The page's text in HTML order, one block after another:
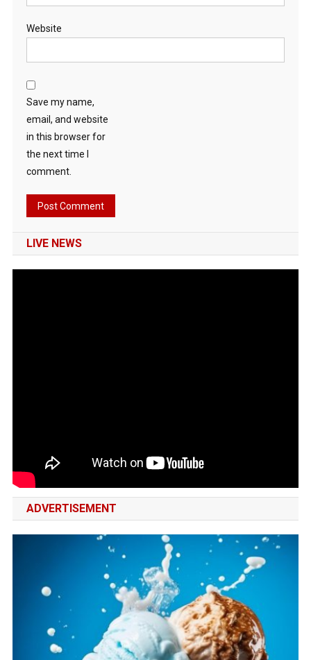
Website
Save my name,
email, and website
in this browser for
the next time I
comment.
LIVE NEWS
ADVERTISEMENT